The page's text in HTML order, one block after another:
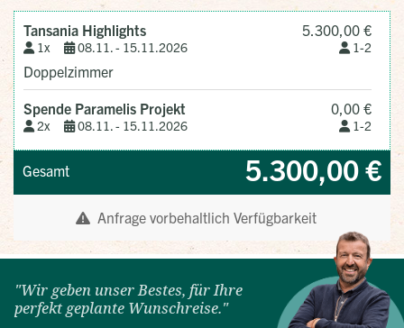
"Wir geben unser Bestes, für Ihre
perfekt geplante Wunschreise."